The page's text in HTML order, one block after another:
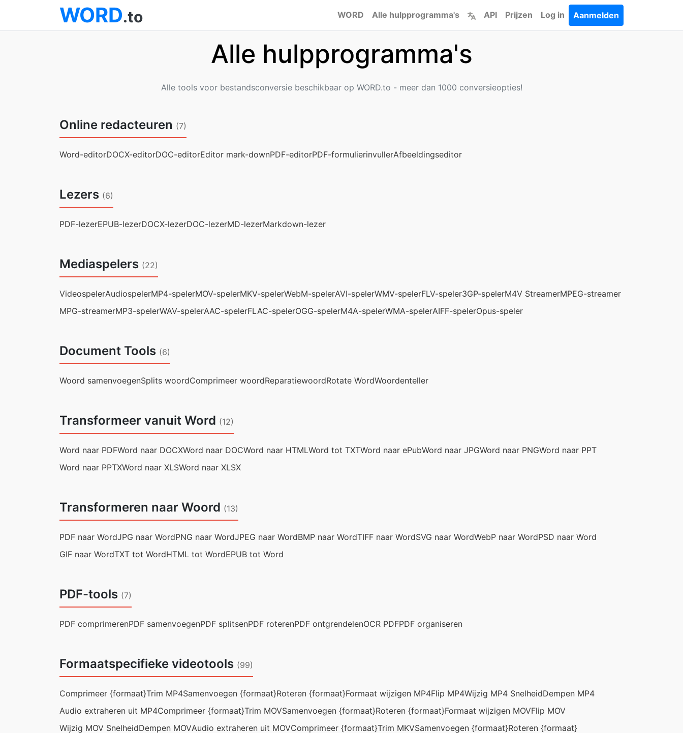
WORD.to WORD Alle hulpprogramma's API Prijzen Log in Aanmelden
Alle hulpprogramma's
Alle tools voor bestandsconversie beschikbaar op WORD.to - meer dan 1000 conversieopties!
Online redacteuren (7)
Word-editorDOCX-editorDOC-editorEditor mark-downPDF-editorPDF-formulierinvullerAfbeeldingseditor
Lezers (6)
PDF-lezerEPUB-lezerDOCX-lezerDOC-lezerMD-lezerMarkdown-lezer
Mediaspelers (22)
VideospelerAudiospelerMP4-spelerMOV-spelerMKV-spelerWebM-spelerAVI-spelerWMV-spelerFLV-speler3GP-spelerM4V StreamerMPEG-streamer
MPG-streamerMP3-spelerWAV-spelerAAC-spelerFLAC-spelerOGG-spelerM4A-spelerWMA-spelerAIFF-spelerOpus-speler
Document Tools (6)
Woord samenvoegenSplits woordComprimeer woordReparatiewoordRotate WordWoordenteller
Transformeer vanuit Word (12)
Word naar PDFWord naar DOCXWord naar DOCWord naar HTMLWord tot TXTWord naar ePubWord naar JPGWord naar PNGWord naar PPT
Word naar PPTXWord naar XLSWord naar XLSX
Transformeren naar Woord (13)
PDF naar WordJPG naar WordPNG naar WordJPEG naar WordBMP naar WordTIFF naar WordSVG naar WordWebP naar WordPSD naar Word
GIF naar WordTXT tot WordHTML tot WordEPUB tot Word
PDF-tools (7)
PDF comprimerenPDF samenvoegenPDF splitsenPDF roterenPDF ontgrendelenOCR PDFPDF organiseren
Formaatspecifieke videotools (99)
Comprimeer {formaat}Trim MP4Samenvoegen {formaat}Roteren {formaat}Formaat wijzigen MP4Flip MP4Wijzig MP4 SnelheidDempen MP4
Audio extraheren uit MP4Comprimeer {formaat}Trim MOVSamenvoegen {formaat}Roteren {formaat}Formaat wijzigen MOVFlip MOV
Wijzig MOV SnelheidDempen MOVAudio extraheren uit MOVComprimeer {formaat}Trim MKVSamenvoegen {formaat}Roteren {formaat}